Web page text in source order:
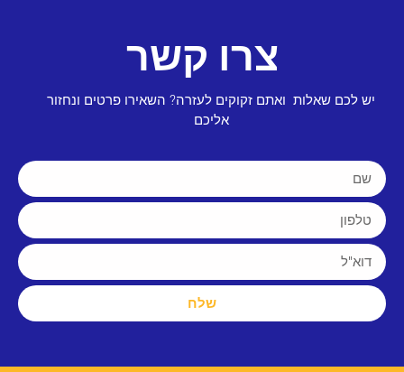
צרו קשר
יש לכם שאלות ואתם זקוקים לעזרה? השאירו פרטים ונחזור
אליכם
שלח